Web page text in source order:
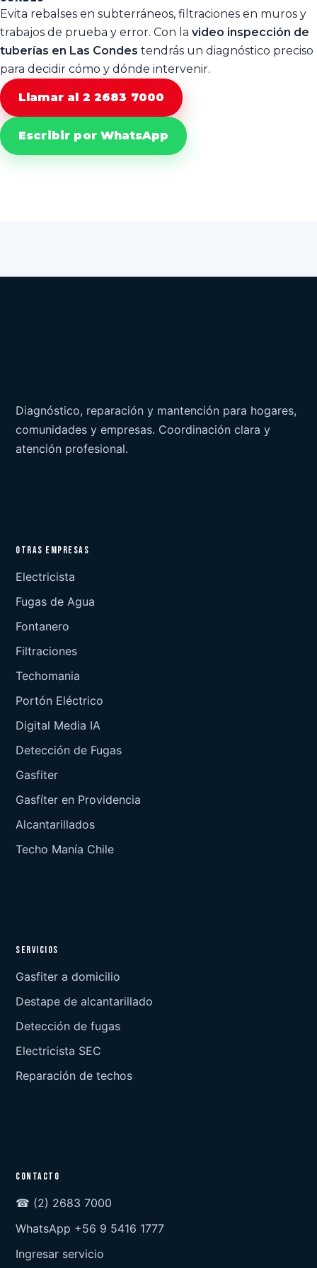
conveniente, siempre con respaldo técnico.
Evita rebalses en subterráneos, filtraciones en muros y
trabajos de prueba y error. Con la video inspección de
tuberías en Las Condes tendrás un diagnóstico preciso
para decidir cómo y dónde intervenir.
Llamar al 2 2683 7000
Escribir por WhatsApp
Diagnóstico, reparación y mantención para hogares,
comunidades y empresas. Coordinación clara y
atención profesional.
OTRAS EMPRESAS
Electricista
Fugas de Agua
Fontanero
Filtraciones
Techomania
Portón Eléctrico
Digital Media IA
Detección de Fugas
Gasfiter
Gasfíter en Providencia
Alcantarillados
Techo Manía Chile
SERVICIOS
Gasfiter a domicilio
Destape de alcantarillado
Detección de fugas
Electricista SEC
Reparación de techos
CONTACTO
☎ (2) 2683 7000
WhatsApp +56 9 5416 1777
Ingresar servicio